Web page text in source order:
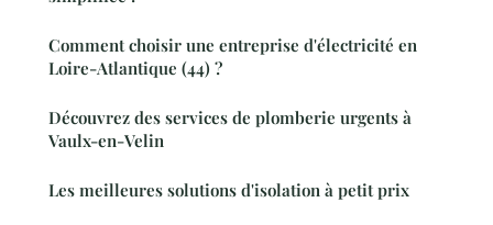
Comment choisir une entreprise d'électricité en
Loire-Atlantique (44) ?
Découvrez des services de plomberie urgents à
Vaulx-en-Velin
Les meilleures solutions d'isolation à petit prix